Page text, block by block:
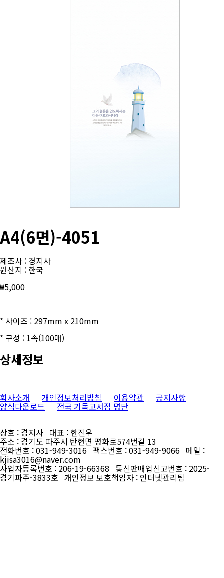
A4(6면)-4051
제조사 : 경지사
원산지 : 한국
₩5,000
* 사이즈 : 297mm x 210mm
* 구성 : 1속(100매)
상세정보
회사소개 │ 개인정보처리방침 │ 이용약관 │ 공지사항 │
양식다운로드 │ 전국 기독교서점 명단
상호 : 경지사 대표 : 한진우
주소 : 경기도 파주시 탄현면 평화로574번길 13
전화번호 : 031-949-3016 팩스번호 : 031-949-9066 메일 :
kjisa3016@naver.com
사업자등록번호 : 206-19-66368 통신판매업신고번호 : 2025-
경기파주-3833호 개인정보 보호책임자 : 인터넷관리팀